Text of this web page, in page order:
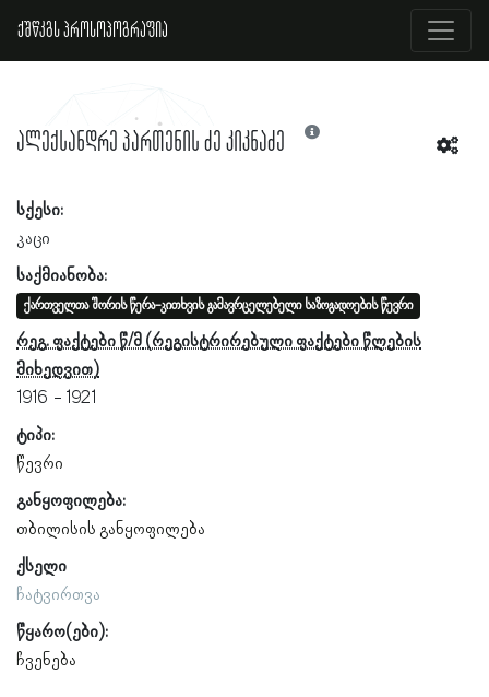
ქშწკგს პროსოპოგრაფია
ალექსანდრე პართენის ძე კიკნაძე
სქესი:
კაცი
საქმიანობა:
ქართველთა შორის წერა-კითხვის გამავრცელებელი საზოგადოების წევრი
რეგ. ფაქტები წ/მ
1916
1921
ტიპი:
წევრი
განყოფილება:
თბილისის განყოფილება
ქსელი
ჩატვირთვა
წყარო(ები):
ჩვენება